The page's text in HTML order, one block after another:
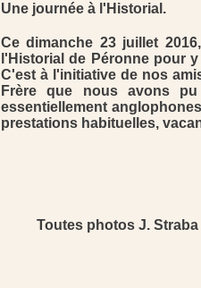
Une journée à l'Historial.
Ce dimanche 23 juillet
l'Historial de Péronne pour
C'est à l'initiative de nos
Frère que nous avons
essentiellement
prestations habituelles,
Toutes photos J.